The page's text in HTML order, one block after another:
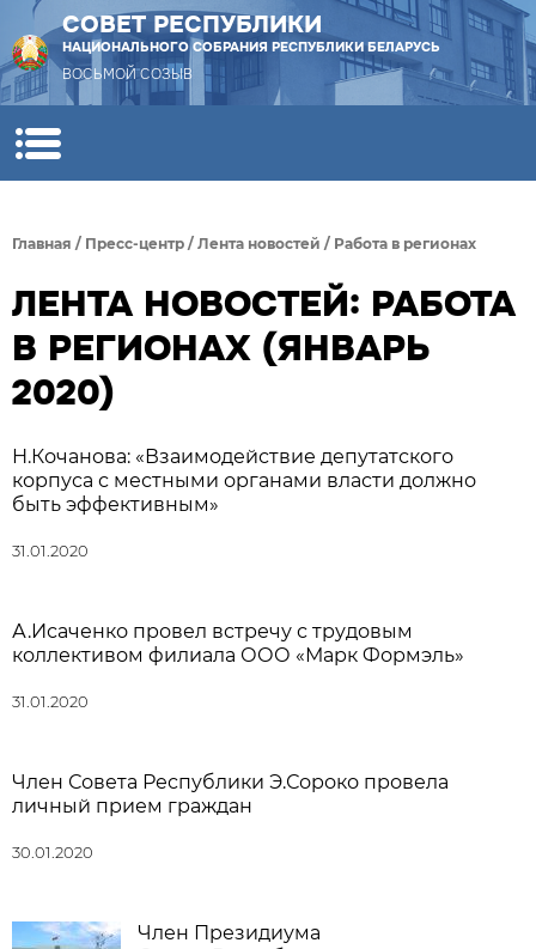
СОВЕТ РЕСПУБЛИКИ
НАЦИОНАЛЬНОГО СОБРАНИЯ РЕСПУБЛИКИ БЕЛАРУСЬ
ВОСЬМОЙ СОЗЫВ
Главная / Пресс-центр / Лента новостей / Работа в регионах
ЛЕНТА НОВОСТЕЙ: РАБОТА
В РЕГИОНАХ (ЯНВАРЬ
2020)
Н.Кочанова: «Взаимодействие депутатского
корпуса с местными органами власти должно
быть эффективным»
31.01.2020
А.Исаченко провел встречу с трудовым
коллективом филиала ООО «Марк Формэль»
31.01.2020
Член Совета Республики Э.Сороко провела
личный прием граждан
30.01.2020
Член Президиума